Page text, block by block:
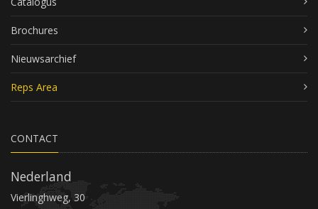
Brochures
Nieuwsarchief
Reps Area
CONTACT
Nederland
Vierlinghweg, 30